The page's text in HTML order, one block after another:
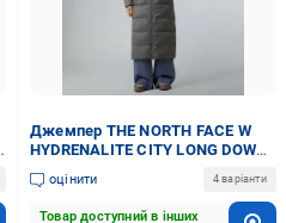
Джемпер THE NORTH FACE W
HYDRENALITE CITY LONG DOWN
HOODED PARK NF0A8D3N0UZ1
р.S сірий
оцінити 4 варіанти
Товар доступний в інших